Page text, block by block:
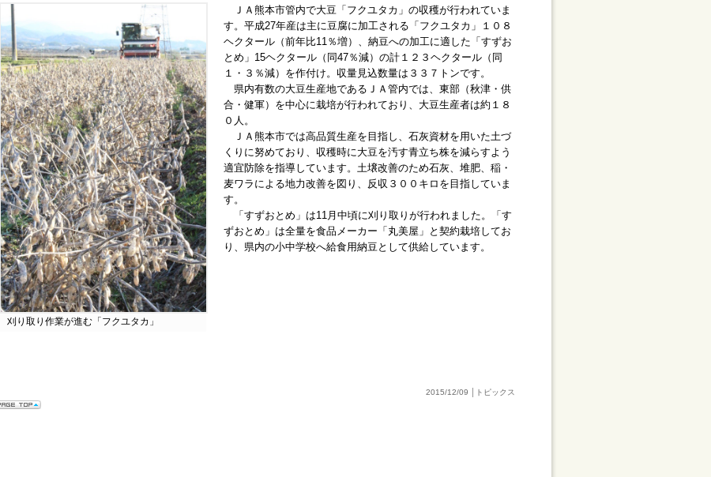
刈り取り作業が進む「フクユタカ」
ＪＡ熊本市管内で大豆「フクユタカ」の収穫が行われていま
す。平成27年産は主に豆腐に加工される「フクユタカ」１０８
ヘクタール（前年比11％増）、納豆への加工に適した「すずお
とめ」15ヘクタール（同47％減）の計１２３ヘクタール（同
１・３％減）を作付け。収量見込数量は３３７トンです。
県内有数の大豆生産地であるＪＡ管内では、東部（秋津・供
合・健軍）を中心に栽培が行われており、大豆生産者は約１８
０人。
ＪＡ熊本市では高品質生産を目指し、石灰資材を用いた土づ
くりに努めており、 収穫時に大豆を汚す青立ち株を減らすよう
適宜防除を指導しています。土壌改善のため石灰、堆肥、稲・
麦ワラによる地力改善を図り、反収３００キロを目指していま
す。
「すずおとめ」は11月中頃に刈り取りが行われました。「す
ずおとめ」は全量を食品メーカー「丸美屋」と契約栽培してお
り、県内の小中学校へ給食用納豆として供給しています。
2015/12/09 │トピックス